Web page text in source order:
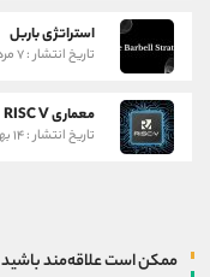
استراتژی باربل
تاریخ انتشار : ۷ مرداد ۱۴۰۵
معماری RISC V
تاریخ انتشار : ۱۴ بهمن ۱۴۰۴
ممکن است علاقه‌مند باشید